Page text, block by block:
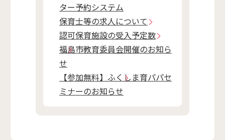
ター予約システム
保育士等の求人について
認可保育施設の受入予定数
福島市教育委員会開催のお知ら
せ
【参加無料】ふくしま育パパセ
ミナーのお知らせ